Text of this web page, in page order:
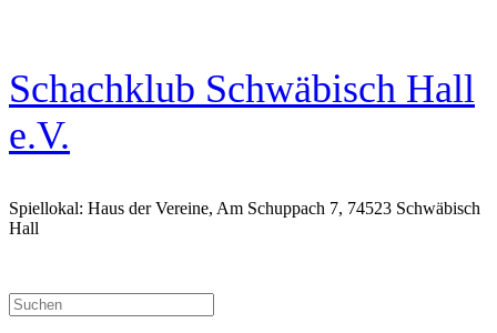
Schachklub Schwäbisch Hall
e.V.
Spiellokal: Haus der Vereine, Am Schuppach 7, 74523 Schwäbisch
Hall
Suchen
nach: